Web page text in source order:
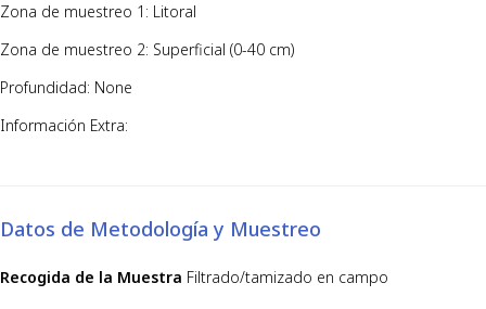
Zona de muestreo 1: Litoral
Zona de muestreo 2: Superficial (0-40 cm)
Profundidad: None
Información Extra:
Datos de Metodología y Muestreo
Recogida de la Muestra Filtrado/tamizado en campo